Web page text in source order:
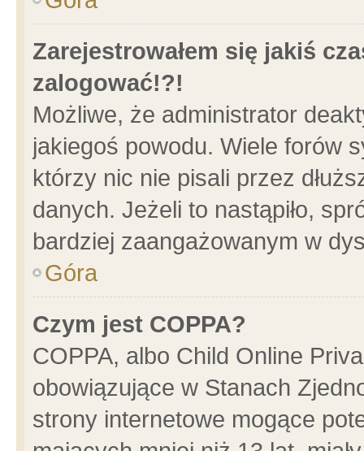
Zarejestrowałem się jakiś
zalogować!?!
Możliwe, że administrator
jakiegoś powodu. Wiele forów
którzy nic nie pisali przez
danych. Jeżeli to nastąpiło,
bardziej zaangażowanym w
Góra
Czym jest COPPA?
COPPA, albo Child Online
obowiązujące w Stanach
strony internetowe mogące